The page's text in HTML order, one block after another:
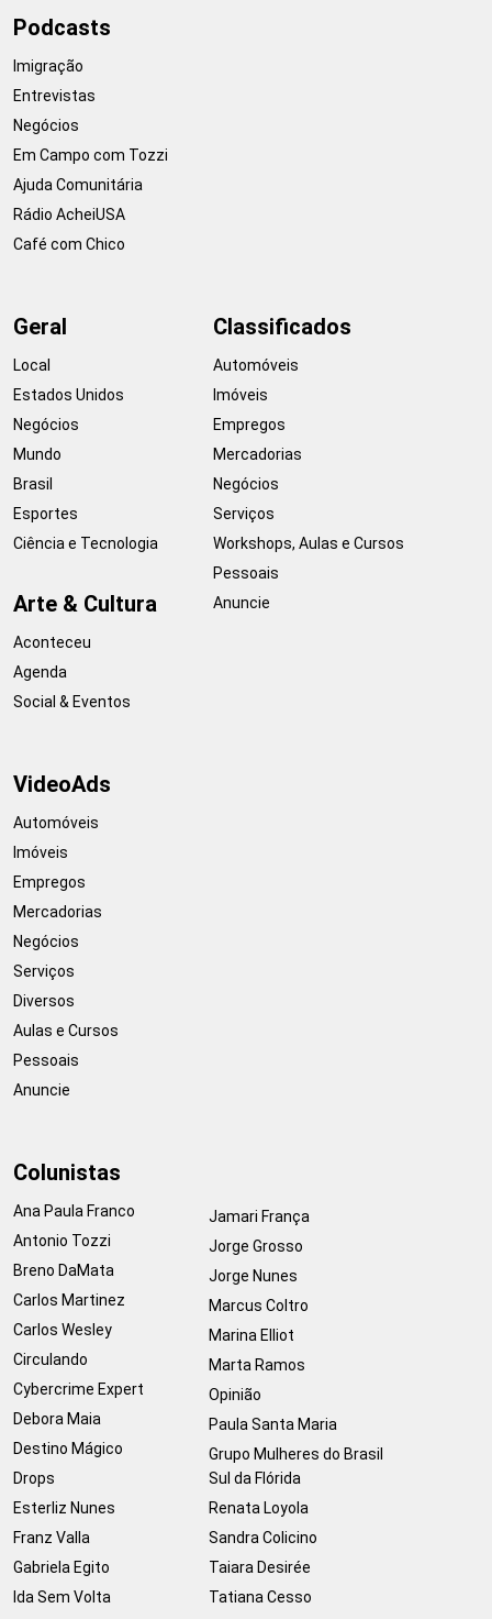
Podcasts
Imigração
Entrevistas
Negócios
Em Campo com Tozzi
Ajuda Comunitária
Rádio AcheiUSA
Café com Chico
Geral
Local
Estados Unidos
Negócios
Mundo
Brasil
Esportes
Ciência e Tecnologia
Arte & Cultura
Aconteceu
Agenda
Social & Eventos
Classificados
Automóveis
Imóveis
Empregos
Mercadorias
Negócios
Serviços
Workshops, Aulas e Cursos
Pessoais
Anuncie
VideoAds
Automóveis
Imóveis
Empregos
Mercadorias
Negócios
Serviços
Diversos
Aulas e Cursos
Pessoais
Anuncie
Colunistas
Ana Paula Franco
Antonio Tozzi
Breno DaMata
Carlos Martinez
Carlos Wesley
Circulando
Cybercrime Expert
Debora Maia
Destino Mágico
Drops
Esterliz Nunes
Franz Valla
Gabriela Egito
Ida Sem Volta
Jamari França
Jorge Grosso
Jorge Nunes
Marcus Coltro
Marina Elliot
Marta Ramos
Opinião
Paula Santa Maria
Grupo Mulheres do Brasil
Sul da Flórida
Renata Loyola
Sandra Colicino
Taiara Desirée
Tatiana Cesso